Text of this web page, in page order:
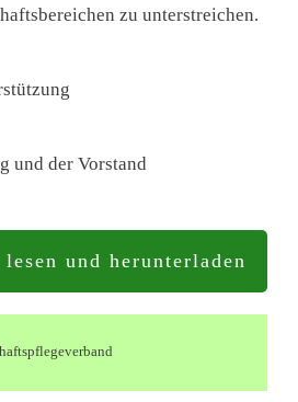
zu unterstreichen.
und der Vorstand
und herunterladen